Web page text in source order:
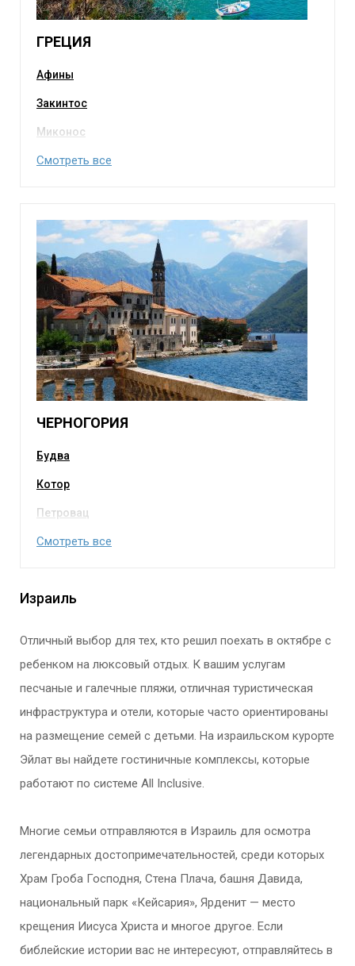
ГРЕЦИЯ
Афины
Закинтос
Миконос
Смотреть все
ЧЕРНОГОРИЯ
Будва
Котор
Петровац
Смотреть все
Израиль
Отличный выбор для тех, кто решил поехать в октябре с
ребенком на люксовый отдых. К вашим услугам
песчаные и галечные пляжи, отличная туристическая
инфраструктура и отели, которые часто ориентированы
на размещение семей с детьми. На израильском курорте
Эйлат вы найдете гостиничные комплексы, которые
работают по системе All Inclusive.
Многие семьи отправляются в Израиль для осмотра
легендарных достопримечательностей, среди которых
Храм Гроба Господня, Стена Плача, башня Давида,
национальный парк «Кейсария», Ярденит — место
крещения Иисуса Христа и многое другое. Если
библейские истории вас не интересуют, отправляйтесь в